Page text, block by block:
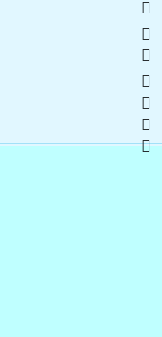
    